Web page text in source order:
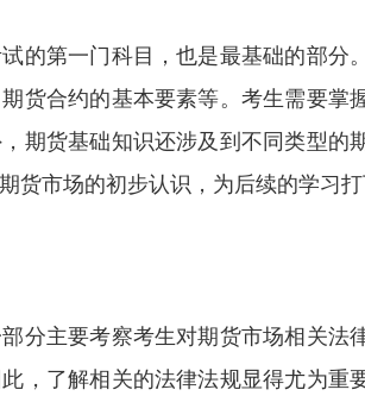
的第一门科目，也是最基础的部分
货合约的基本要素等。考生需要掌
期货基础知识还涉及到不同类型的
货市场的初步认识，为后续的学习打
分主要考察考生对期货市场相关法
，了解相关的法律法规显得尤为重